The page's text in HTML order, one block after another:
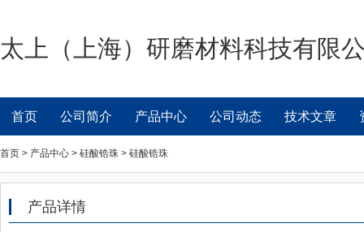
太上（上海）研磨材料科技有限
首页 公司简介 产品中心 公司动态 技术文章
首页 > 产品中心 > 硅酸锆珠 > 硅酸锆珠
产品详情